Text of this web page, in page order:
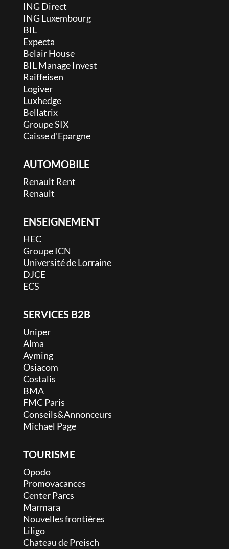
ING Direct
ING Luxembourg
BIL
Expecta
Belair House
BIL Manage Invest
Raiffeisen
Logiver
Luxhedge
Bellatrix
Groupe SIX
Caisse d'Epargne
AUTOMOBILE
Renault Rent
Renault
ENSEIGNEMENT
HEC
Groupe ICN
Université de Lorraine
DJCE
ECS
SERVICES B2B
Uniper
Alma
Ayming
Osiacom
Costalis
BMA
FMC Paris
Conseils&Annonceurs
Michael Page
TOURISME
Opodo
Promovacances
Center Parcs
Marmara
Nouvelles frontières
Liligo
Chateau de Preisch